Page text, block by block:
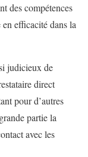
des compétences
efficacité dans la
judicieux de
direct
pour d’autres
partie la
avec les